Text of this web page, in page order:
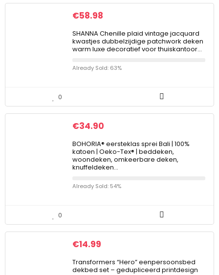
€58.98
SHANNA Chenille plaid vintage jacquard
kwastjes dubbelzijdige patchwork deken
warm luxe decoratief voor thuiskantoor…
Already Sold: 63%
0
€34.90
BOHORIA® eersteklas sprei Bali | 100%
katoen | Oeko-Tex® | beddeken,
woondeken, omkeerbare deken,
knuffeldeken…
Already Sold: 54%
0
€14.99
Transformers “Hero” eenpersoonsbed
dekbed set – gedupliceerd printdesign